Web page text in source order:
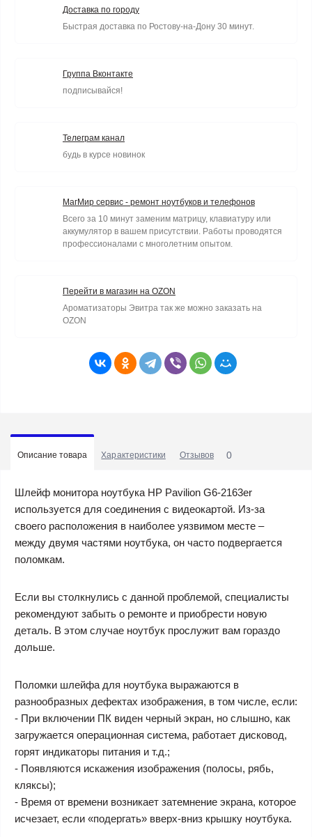
Доставка по городу
Быстрая доставка по Ростову-на-Дону 30 минут.
Группа Вконтакте
подписывайся!
Телеграм канал
будь в курсе новинок
МагМир сервис - ремонт ноутбуков и телефонов
Всего за 10 минут заменим матрицу, клавиатуру или
аккумулятор в вашем присутствии. Работы проводятся
профессионалами с многолетним опытом.
Перейти в магазин на OZON
Ароматизаторы Эвитра так же можно заказать на
OZON
Описание товара Характеристики Отзывов 0
Шлейф монитора ноутбука HP Pavilion G6-2163er
используется для соединения с видеокартой. Из-за
своего расположения в наиболее уязвимом месте –
между двумя частями ноутбука, он часто подвергается
поломкам.
Если вы столкнулись с данной проблемой, специалисты
рекомендуют забыть о ремонте и приобрести новую
деталь. В этом случае ноутбук прослужит вам гораздо
дольше.
Поломки шлейфа для ноутбука выражаются в
разнообразных дефектах изображения, в том числе, если:
- При включении ПК виден черный экран, но слышно, как
загружается операционная система, работает дисковод,
горят индикаторы питания и т.д.;
- Появляются искажения изображения (полосы, рябь,
кляксы);
- Время от времени возникает затемнение экрана, которое
исчезает, если «подергать» вверх-вниз крышку ноутбука.